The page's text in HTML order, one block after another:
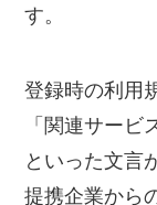
す。
登録時の利用
「関連サービ
といった文言
提携企業から